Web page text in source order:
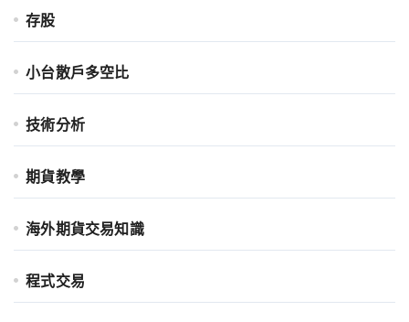
存股
小台散戶多空比
技術分析
期貨教學
海外期貨交易知識
程式交易